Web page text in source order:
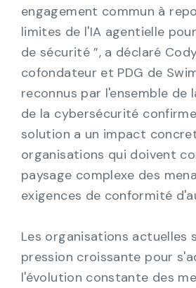
engagement commun à
limites de l'IA agentielle
de sécurité ”, a déclaré
cofondateur et PDG de
reconnus par l'ensemble de
de la cybersécurité
solution a un impact
organisations qui doivent
paysage complexe des
exigences de conformité
Les organisations actuelles
pression croissante pour
l'évolution constante des